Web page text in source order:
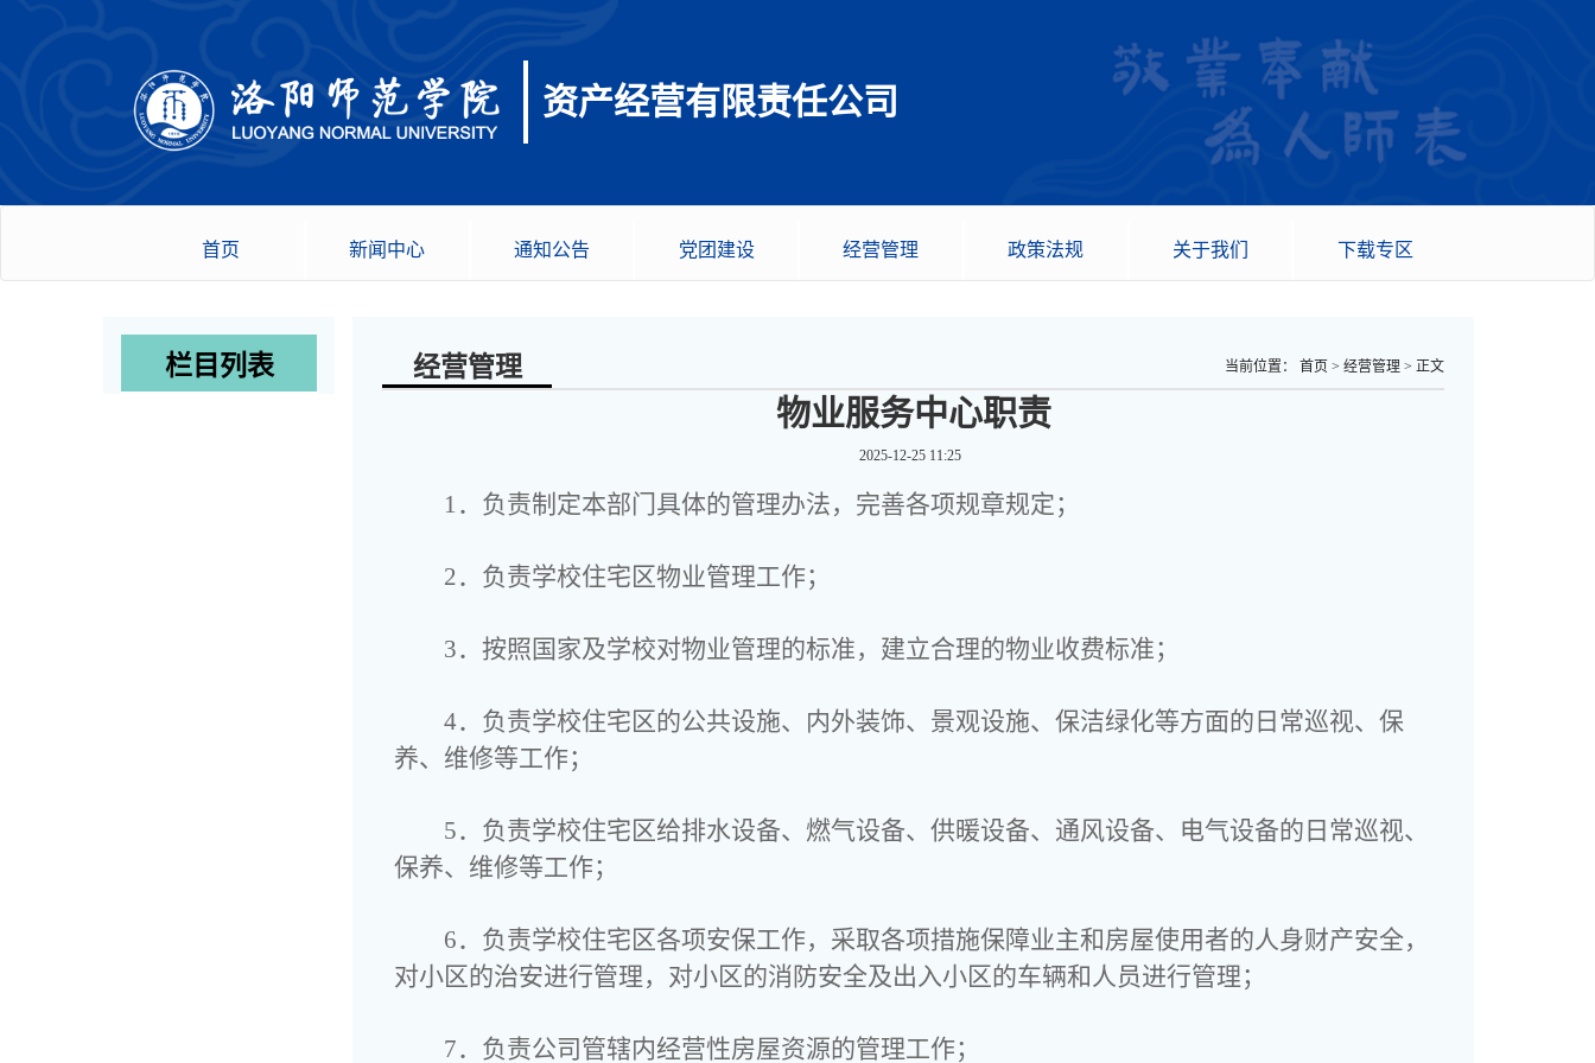
资产经营有限责任公司
首页 新闻中心 通知公告 党团建设 经营管理 政策法规 关于我们 下载专区
栏目列表 经营管理 当前位置： 首页 > 经营管理 > 正文
物业服务中心职责
2025-12-25 11:25
1．负责制定本部门具体的管理办法，完善各项规章规定；
2．负责学校住宅区物业管理工作；
3．按照国家及学校对物业管理的标准，建立合理的物业收费标准；
4．负责学校住宅区的公共设施、内外装饰、景观设施、保洁绿化等方面的日常巡视、保
养、维修等工作；
5．负责学校住宅区给排水设备、燃气设备、供暖设备、通风设备、电气设备的日常巡视、
保养、维修等工作；
6．负责学校住宅区各项安保工作，采取各项措施保障业主和房屋使用者的人身财产安全，
对小区的治安进行管理，对小区的消防安全及出入小区的车辆和人员进行管理；
7．负责公司管辖内经营性房屋资源的管理工作；